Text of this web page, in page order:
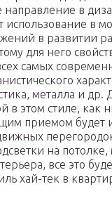
направление в
использование в
в развитии
для него
самых
металла и др.
в этом стиле, как
приемом будет
на
все это
хай-тек в